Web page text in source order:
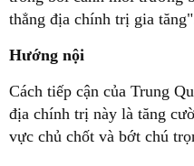
thẳng địa chính trị gia
Hướng nội
Cách tiếp cận của Trung
địa chính trị này là tăng
vực chủ chốt và bớt chú